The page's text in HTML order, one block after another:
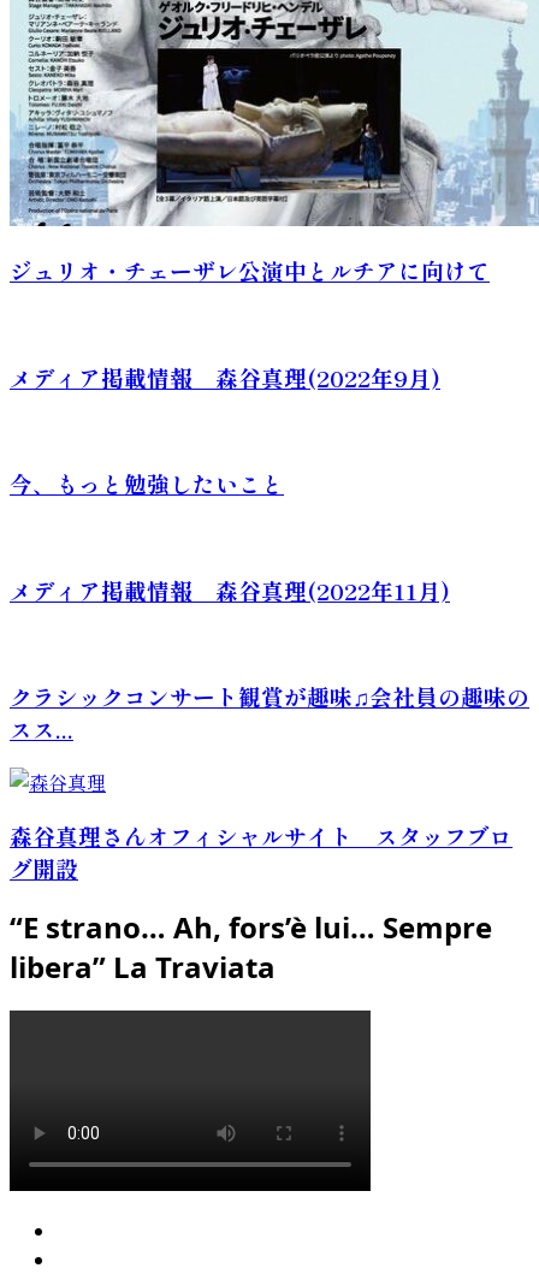
ジュリオ・チェーザレ公演中とルチアに向けて
メディア掲載情報 森谷真理(2022年9月)
今、もっと勉強したいこと
メディア掲載情報 森谷真理(2022年11月)
クラシックコンサート観賞が趣味♫会社員の趣味の
スス...
森谷真理さんオフィシャルサイト スタッフブロ
グ開設
“E strano… Ah, fors’è lui… Sempre
libera” La Traviata